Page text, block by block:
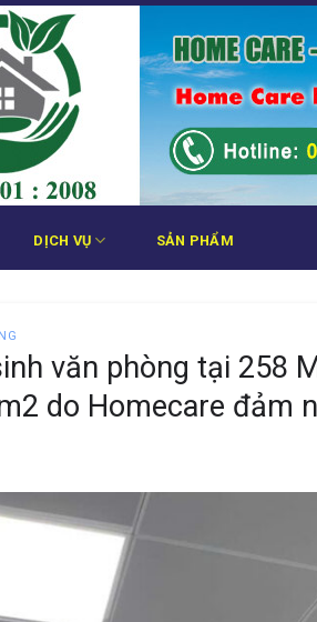
DỊCH VỤ SẢN PHẨM
văn phòng tại 258
do Homecare đảm